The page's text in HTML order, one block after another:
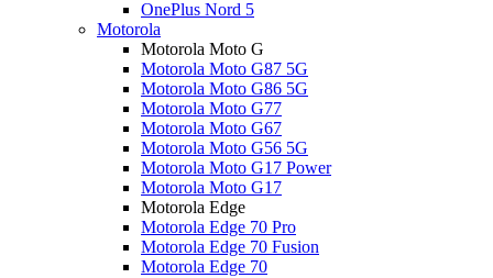
OnePlus Nord 5
Motorola
Motorola Moto G
Motorola Moto G87 5G
Motorola Moto G86 5G
Motorola Moto G77
Motorola Moto G67
Motorola Moto G56 5G
Motorola Moto G17 Power
Motorola Moto G17
Motorola Edge
Motorola Edge 70 Pro
Motorola Edge 70 Fusion
Motorola Edge 70